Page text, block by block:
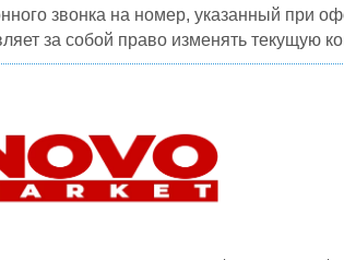
звонка на номер, указанный при
за собой право изменять текущую